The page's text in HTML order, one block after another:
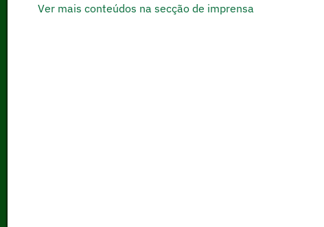
Ver mais conteúdos na secção de imprensa